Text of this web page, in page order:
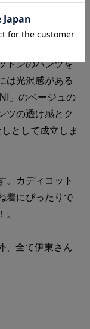
トンのパンツを
は光沢感がある
」のベージュの
ツの透け感とク
として成立しま
。カディコット
着にぴったりで
、全て伊東さん